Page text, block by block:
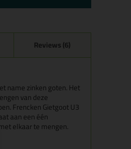
Reviews (6)
name zinken goten. Het
van deze
Frencken Gietgoot U3
aan een één
elkaar te mengen.